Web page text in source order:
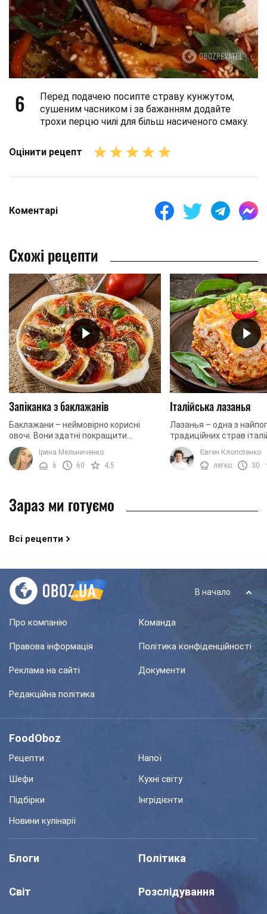
6
Перед подачею посипте страву кунжутом,
сушеним часником і за бажанням додайте
трохи перцю чилі для більш насиченого смаку.
Оцінити рецепт
Коментарі
Схожі рецепти
Запіканка з баклажанів
Баклажани – неймовірно корисні
овочі. Вони здатні покращити
пам'ять, а також служать
прекрасним антиоксидантом. Крім
того, вживання баклажанів ...
Ірина Мельниченко
6
60 4.5
Італійська лазанья
Лазанья – одна з
традиційних страв
її основі соковитий
багато сиру і ніжне
Євген Клопотенко
легко
30
Зараз ми готуємо
Всі рецепти
В начало
Про компанію Команда
Правова інформація Політика конфіденційності
Реклама на сайті Документи
Редакційна політика
FoodOboz
Рецепти
Напої
Шефи
Кухні світу
Підбірки
Інгрідієнти
Новини кулінарії
Блоги Політика
Світ Розслідування